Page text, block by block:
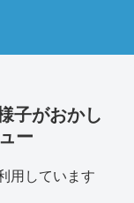
子がおかし
ー
用しています